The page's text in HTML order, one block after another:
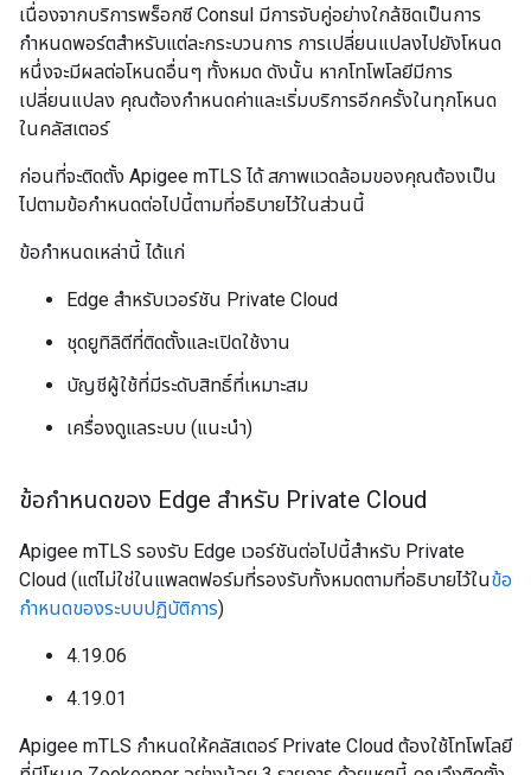
เนื่องจากบริการพร็อกซี Consul มีการจับคู่อย่างใกล้ชิดเป็นการ
กำหนดพอร์ตสำหรับแต่ละกระบวนการ การเปลี่ยนแปลงไปยังโหนด
หนึ่งจะมีผลต่อโหนดอื่นๆ ทั้งหมด ดังนั้น หากโทโพโลยีมีการ
เปลี่ยนแปลง คุณต้องกำหนดค่าและเริ่มบริการอีกครั้งในทุกโหนด
ในคลัสเตอร์
ก่อนที่จะติดตั้ง Apigee mTLS ได้ สภาพแวดล้อมของคุณต้องเป็น
ไปตามข้อกำหนดต่อไปนี้ตามที่อธิบายไว้ในส่วนนี้
ข้อกำหนดเหล่านี้ ได้แก่
Edge สำหรับเวอร์ชัน Private Cloud
ชุดยูทิลิตีที่ติดตั้งและเปิดใช้งาน
บัญชีผู้ใช้ที่มีระดับสิทธิ์ที่เหมาะสม
เครื่องดูแลระบบ (แนะนำ)
ข้อกำหนดของ Edge สำหรับ Private Cloud
Apigee mTLS รองรับ Edge เวอร์ชันต่อไปนี้สำหรับ Private
Cloud (แต่ไม่ใช่ในแพลตฟอร์มที่รองรับทั้งหมดตามที่อธิบายไว้ในข้อ
กำหนดของระบบปฏิบัติการ)
4.19.06
4.19.01
Apigee mTLS กำหนดให้คลัสเตอร์ Private Cloud ต้องใช้โทโพโลยี